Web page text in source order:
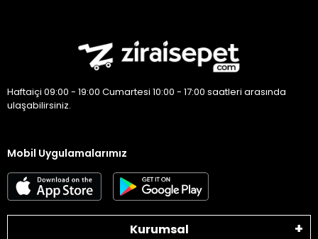
Haftaiçi 09:00 - 19:00 Cumartesi 10:00 - 17:00 saatleri arasında
ulaşabilirsiniz.
Mobil Uygulamalarımız
Kurumsal